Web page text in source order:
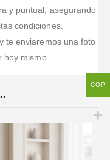
y puntual, asegurando
condiciones.
te enviaremos una foto
hoy mismo
COP